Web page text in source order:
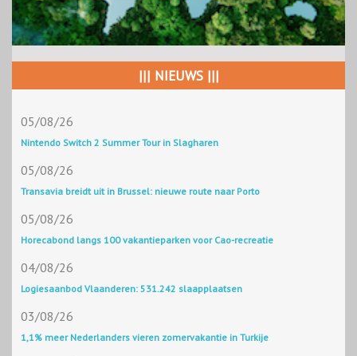
||| NIEUWS |||
05/08/26
Nintendo Switch 2 Summer Tour in Slagharen
05/08/26
Transavia breidt uit in Brussel: nieuwe route naar Porto
05/08/26
Horecabond langs 100 vakantieparken voor Cao-recreatie
04/08/26
Logiesaanbod Vlaanderen: 531.242 slaapplaatsen
03/08/26
1,1% meer Nederlanders vieren zomervakantie in Turkije